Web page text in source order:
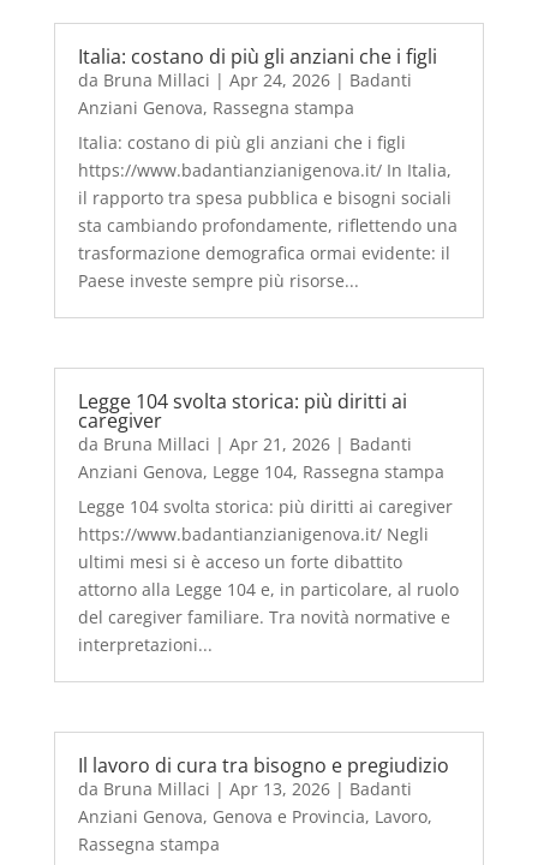
Italia: costano di più gli anziani che i figli
da Bruna Millaci | Apr 24, 2026| Badanti
Anziani Genova, Rassegna stampa
Italia: costano di più gli anziani che i figli
https://www.badantianzianigenova.it/ In Italia,
il rapporto tra spesa pubblica e bisogni sociali
sta cambiando profondamente, riflettendo una
trasformazione demografica ormai evidente: il
Paese investe sempre più risorse...
Legge 104 svolta storica: più diritti ai
caregiver
da Bruna Millaci | Apr 21, 2026| Badanti
Anziani Genova, Legge 104, Rassegna stampa
Legge 104 svolta storica: più diritti ai caregiver
https://www.badantianzianigenova.it/ Negli
ultimi mesi si è acceso un forte dibattito
attorno alla Legge 104 e, in particolare, al ruolo
del caregiver familiare. Tra novità normative e
interpretazioni...
Il lavoro di cura tra bisogno e pregiudizio
da Bruna Millaci | Apr 13, 2026| Badanti
Anziani Genova, Genova e Provincia, Lavoro,
Rassegna stampa